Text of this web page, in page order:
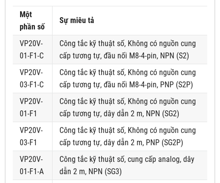
Một
phần số
Sự miêu tả
VP20V-
01-F1-C
Công tắc kỹ thuật số, Không có nguồn cung
cấp tương tự, đầu nối M8-4-pin, NPN (S2)
VP20V-
03-F1-C
Công tắc kỹ thuật số, Không có nguồn cung
cấp tương tự, đầu nối M8-4-pin, PNP (S2P)
VP20V-
01-F1
Công tắc kỹ thuật số, Không có nguồn cung
cấp tương tự, dây dẫn 2 m, NPN (SG2)
VP20V-
03-F1
Công tắc kỹ thuật số, Không có nguồn cung
cấp tương tự, dây dẫn 2 m, PNP (SG2P)
VP20V-
01-F1-A
Công tắc kỹ thuật số, cung cấp analog, dây
dẫn 2 m, NPN (SG3)